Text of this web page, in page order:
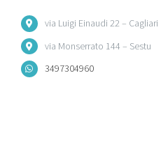
via Luigi Einaudi 22 – Cagliari
via Monserrato 144 – Sestu
3497304960